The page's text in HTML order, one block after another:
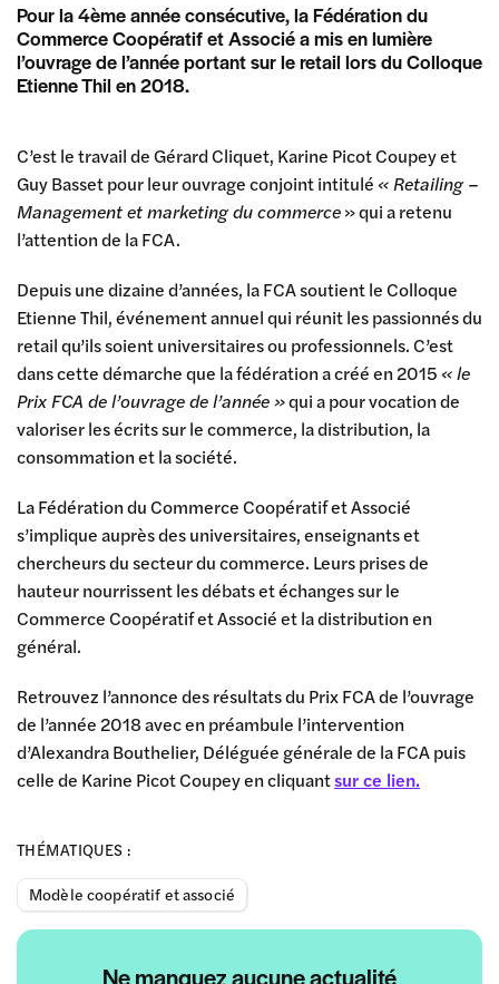
THÉMATIQUES :
Modèle coopératif et associé
Ne manquez aucune actualité
Pour la 4ème année consécutive, la Fédération du
Commerce Coopératif et Associé a mis en lumière
l’ouvrage de l’année portant sur le retail lors du Colloque
Etienne Thil en 2018.
C’est le travail de Gérard Cliquet, Karine Picot Coupey et
Guy Basset pour leur ouvrage conjoint intitulé« Retailing –
Management et marketing du commerce» qui a retenu
l’attention de la FCA.
Depuis une dizaine d’années, la FCA soutient le Colloque
Etienne Thil, événement annuel qui réunit les passionnés du
retail qu’ils soient universitaires ou professionnels. C’est
dans cette démarche que la fédération a créé en 2015« le
Prix FCA de l’ouvrage de l’année »qui a pour vocation de
valoriser les écrits sur le commerce, la distribution, la
consommation et la société.
La Fédération du Commerce Coopératif et Associé
s’implique auprès des universitaires, enseignants et
chercheurs du secteur du commerce. Leurs prises de
hauteur nourrissent les débats et échanges sur le
Commerce Coopératif et Associé et la distribution en
général.
Retrouvez l’annonce des résultats du Prix FCA de l’ouvrage
de l’année 2018 avec en préambule l’intervention
d’Alexandra Bouthelier, Déléguée générale de la FCA puis
celle de Karine Picot Coupey en cliquantsur ce lien.